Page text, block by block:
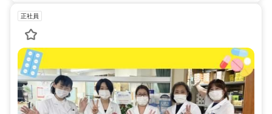
正社員